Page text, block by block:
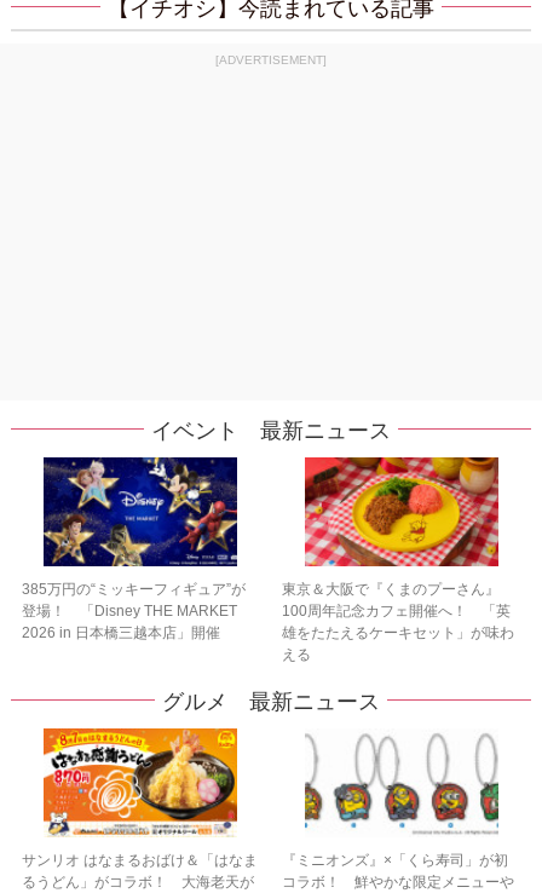
【イチオシ】今読まれている記事
[ADVERTISEMENT]
イベント 最新ニュース
385万円の“ミッキーフィギュア”が
登場！ 「Disney THE MARKET
2026 in 日本橋三越本店」開催
東京＆大阪で『くまのプーさん』
100周年記念カフェ開催へ！ 「英
雄をたたえるケーキセット」が味わ
える
グルメ 最新ニュース
サンリオ はなまるおばけ＆「はなま
るうどん」がコラボ！ 大海老天が
『ミニオンズ』×「くら寿司」が初
コラボ！ 鮮やかな限定メニューや